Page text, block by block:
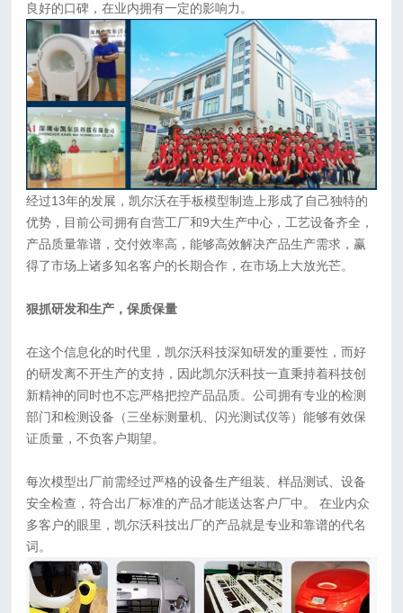
良好的口碑，在业内拥有一定的影响力。
经过13年的发展，凯尔沃在手板模型制造上形成了自己独特的
优势，目前公司拥有自营工厂和9大生产中心，工艺设备齐全，
产品质量靠谱，交付效率高，能够高效解决产品生产需求，赢
得了市场上诸多知名客户的长期合作，在市场上大放光芒。
狠抓研发和生产，保质保量
在这个信息化的时代里，凯尔沃科技深知研发的重要性，而好
的研发离不开生产的支持，因此凯尔沃科技一直秉持着科技创
新精神的同时也不忘严格把控产品品质。公司拥有专业的检测
部门和检测设备（三坐标测量机、闪光测试仪等）能够有效保
证质量，不负客户期望。
每次模型出厂前需经过严格的设备生产组装、样品测试、设备
安全检查，符合出厂标准的产品才能送达客户厂中。 在业内众
多客户的眼里，凯尔沃科技出厂的产品就是专业和靠谱的代名
词。